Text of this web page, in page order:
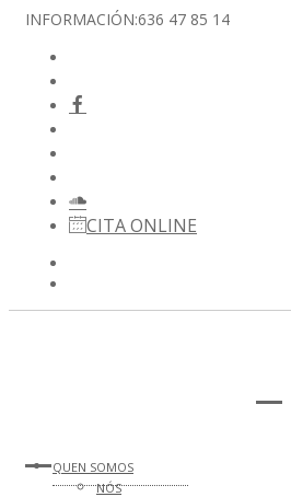
INFORMACIÓN:636 47 85 14
CITA ONLINE
QUEN SOMOS
NÓS